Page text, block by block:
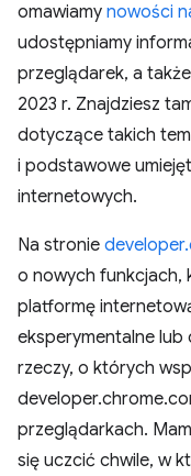
omawiamy nowości
udostępniamy
przeglądarek, a
2023 r. Znajdziesz
dotyczące takich
i podstawowe
internetowych.
Na stronie
o nowych funkcjach,
platformę
eksperymentalne
rzeczy, o których
przeglądarkach.
się uczcić chwile, w